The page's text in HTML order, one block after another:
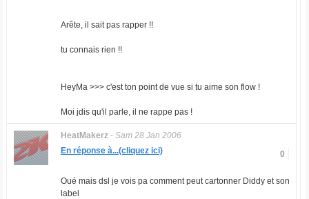
Arête, il sait pas rapper !!
tu connais rien !!
HeyMa >>> c'est ton point de vue si tu aime son flow !
Moi jdis qu'il parle, il ne rappe pas !
HeatMakerz- Sam 28 Jan 2006
0
En réponse à...(cliquez ici)
Oué mais dsl je vois pa comment peut cartonner Diddy et son
label